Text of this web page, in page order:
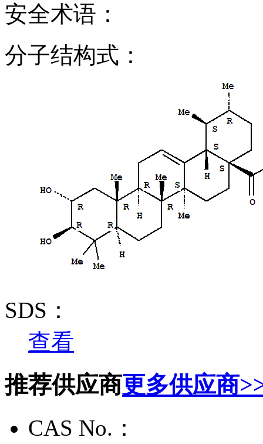
安全术语：
分子结构式：
SDS：
查看
推荐供应商更多供应商
CAS No.：